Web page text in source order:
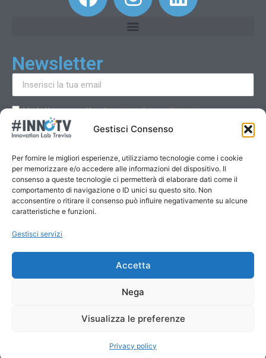
Gestisci Consenso
Per fornire le migliori esperienze, utilizziamo tecnologie come i cookie
per memorizzare e/o accedere alle informazioni del dispositivo. Il
consenso a queste tecnologie ci permetterà di elaborare dati come il
comportamento di navigazione o ID unici su questo sito. Non
acconsentire o ritirare il consenso può influire negativamente su alcune
caratteristiche e funzioni.
Gestisci servizi
Accetta
Nega
Visualizza le preferenze
Privacy policy
Newsletter
Ho letto e accetto i termini e le condizioni
Invia
Copyright © 2025 #INNOTV Innovation Lab Treviso